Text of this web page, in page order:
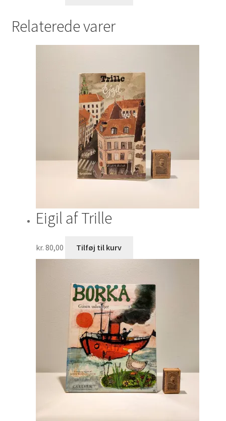
Relaterede varer
Eigil af Trille
kr. 80,00 Tilføj til kurv